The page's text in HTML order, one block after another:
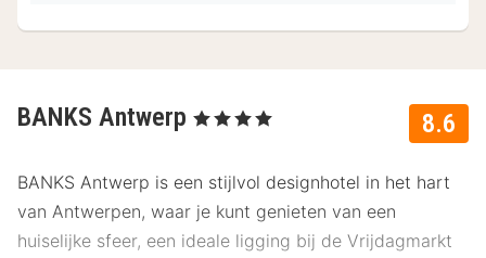
8.6
BANKS Antwerp , 4 Sterren
BANKS Antwerp is een stijlvol designhotel in het hart
van Antwerpen, waar je kunt genieten van een
huiselijke sfeer, een ideale ligging bij de Vrijdagmarkt